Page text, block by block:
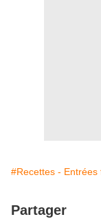
#Recettes - Entrées
Partager